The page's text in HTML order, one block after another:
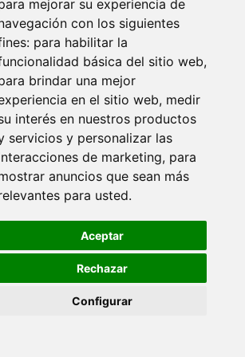
mejorar su experiencia de
con los siguientes
para habilitar la
básica del sitio web,
brindar una mejor
en el sitio web, medir
interés en nuestros productos
servicios y personalizar las
de marketing, para
anuncios que sean más
para usted.
Aceptar
Rechazar
Configurar
Domingo a Viernes
ayudamos?
688 097 373
Contáctanos